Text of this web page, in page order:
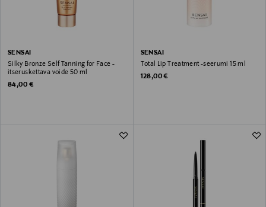
SENSAI
Silky Bronze Self Tanning for Face -
itseruskettava voide 50 ml
Original Price
84,00 €
SENSAI
Total Lip Treatment -seerumi 15 ml
Original Price
128,00 €